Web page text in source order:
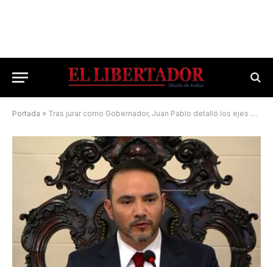
Portada » Tras jurar como Gobernador, Juan Pablo detalló los ejes de su gestión